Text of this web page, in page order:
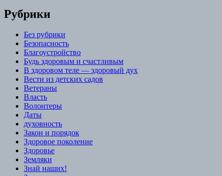
Рубрики
Без рубрики
Безопасность
Благоустройство
Будь здоровым и счастливым
В здоровом теле — здоровый дух
Вести из детских садов
Ветераны
Власть
Волонтеры
Даты
духовность
Закон и порядок
Здоровое поколение
Здоровье
Земляки
Знай наших!